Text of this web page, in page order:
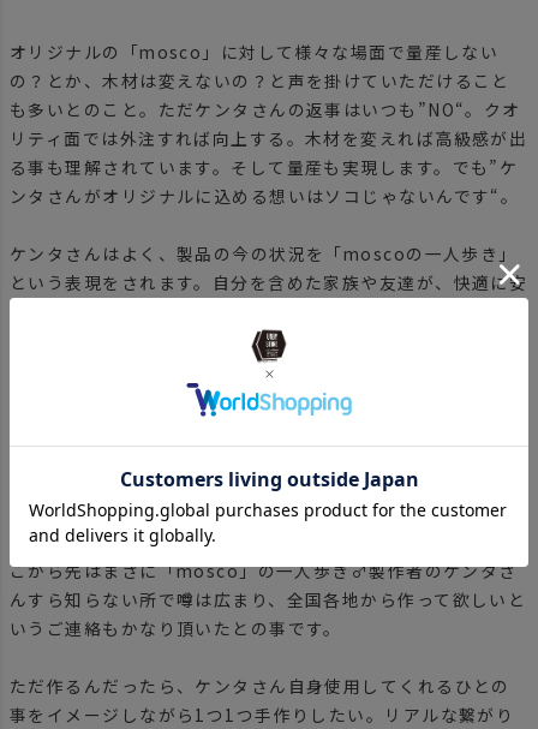
オリジナルの「mosco」に対して様々な場面で量産しない
の？とか、木材は変えないの？と声を掛けていただけること
も多いとのこと。ただケンタさんの返事はいつも”NO“。クオ
リティ面では外注すれば向上する。木材を変えれば高級感が出
る事も理解されています。そして量産も実現します。でも”ケ
ンタさんがオリジナルに込める想いはソコじゃないんです“。
ケンタさんはよく、製品の今の状況を「moscoの一人歩き」
という表現をされます。自分を含めた家族や友達が、快適に安
た木製の吊るせる蚊取り線香ホルダー。ホームセンターに何
度も足を運んでは材料をかき集め足し算、引き算しながら完成
したオールハンドメイド。その時間はケンタさんにとって有意
そうして作り上げた初代「mosco」。それを初めてキャンプ
に持ち込んだ時、周りの反応を聞いて実用的で必要とされる
物を作ったんだって実感されたとの事です。それを起点に、そ
こから先はまさに「mosco」の一人歩き♂製作者のケンタさ
んすら知らない所で噂は広まり、全国各地から作って欲しいと
いうご連絡もかなり頂いたとの事です。
ただ作るんだったら、ケンタさん自身使用してくれるひとの
事をイメージしながら1つ1つ手作りしたい。リアルな繋がり